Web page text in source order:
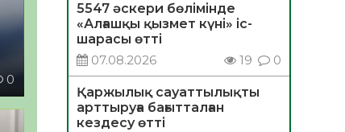
0
5547 әскери бөлімінде
«Алғашқы қызмет күні» іс-
шарасы өтті
07.08.2026
19 0
Қаржылық сауаттылықты
арттыруға бағытталған
кездесу өтті